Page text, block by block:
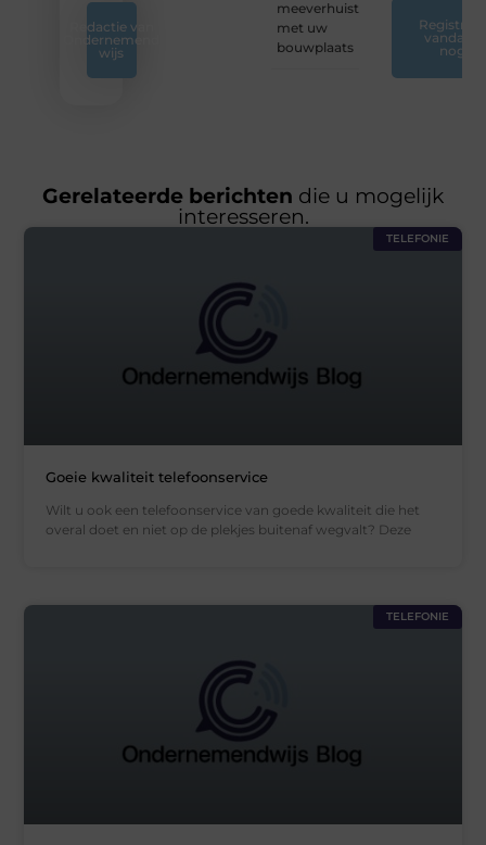
Redactie van
Ondernemend
wijs
meeverhuist
met uw
bouwplaats
Registreer
vandaag
nog
Gerelateerde berichten die u mogelijk
interesseren.
TELEFONIE
Goeie kwaliteit telefoonservice
Wilt u ook een telefoonservice van goede kwaliteit die het
overal doet en niet op de plekjes buitenaf wegvalt? Deze
TELEFONIE